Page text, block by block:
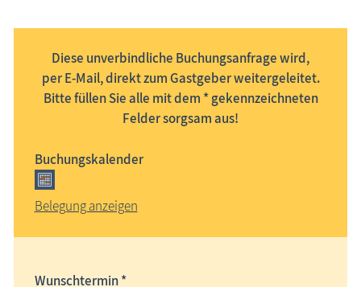
BlogDiese unverbindliche Buchungsanfrage wird,
per E-Mail, direkt zum Gastgeber weitergeleitet.
Bitte füllen Sie alle mit dem * gekennzeichneten
Felder sorgsam aus!
Buchungskalender
Belegung anzeigen
Wunschtermin *